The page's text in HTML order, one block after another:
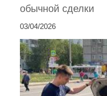
обычной сделки
03/04/2026